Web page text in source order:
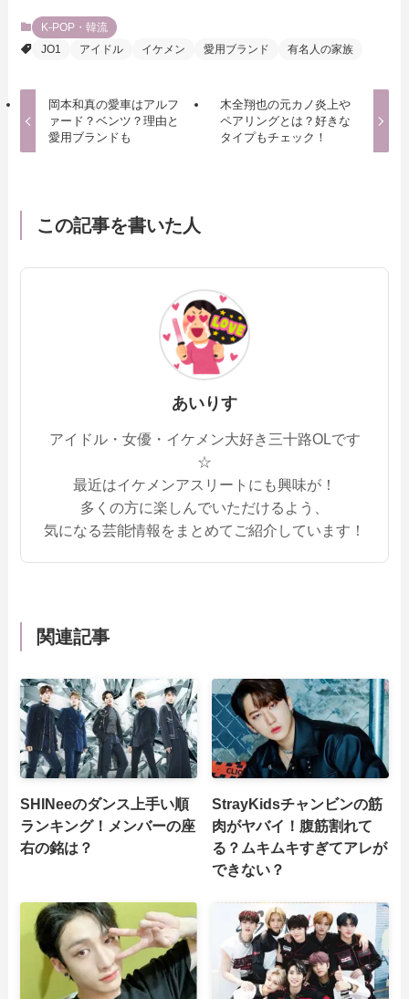
K-POP・韓流
JO1
アイドル イケメン 愛用ブランド 有名人の家族
岡本和真の愛車はアルフ
ァード？ベンツ？理由と
愛用ブランドも
木全翔也の元カノ炎上や
ペアリングとは？好きな
タイプもチェック！
この記事を書いた人
あいりす
アイドル・女優・イケメン大好き三十路OLです
☆
最近はイケメンアスリートにも興味が！
多くの方に楽しんでいただけるよう、
気になる芸能情報をまとめてご紹介しています！
関連記事
SHINeeのダンス上手い順
ランキング！メンバーの座
右の銘は？
StrayKidsチャンビンの筋
肉がヤバイ！腹筋割れて
る？ムキムキすぎてアレが
できない？